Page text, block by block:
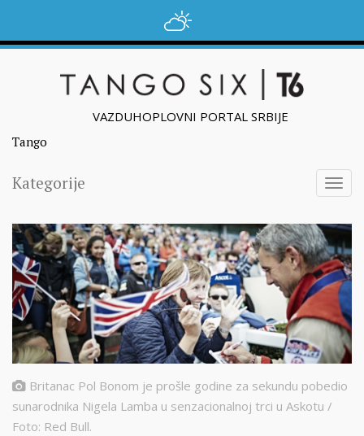
VAZDUHOPLOVNI PORTAL SRBIJE
Tango
Kategorije
Britanac Pol Bonom je prošle godine za sekundu pobedio
sunarodnika Nigela Lamba u senzacionalnoj trci u Askotu /
Foto: Red Bull.